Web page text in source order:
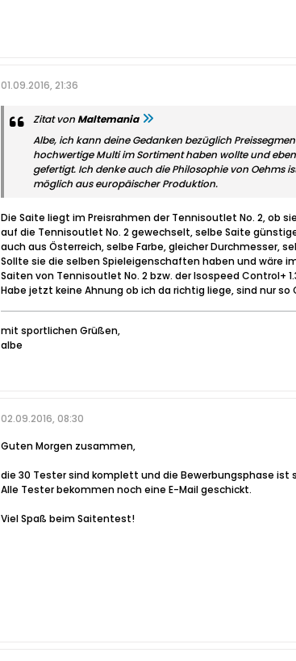
01.09.2016, 21:36
Zitat vonMaltemania
Albe, ich kann deine Gedanken bezüglich
hochwertige Multi im Sortiment haben wollte und
gefertigt. Ich denke auch die Philosophie von Oehms
möglich aus europäischer Produktion.
Die Saite liegt im Preisrahmen der Tennisoutlet No. 2, ob
auf die Tennisoutlet No. 2 gewechselt, selbe Saite
auch aus Österreich, selbe Farbe, gleicher Durchmesser,
Sollte sie die selben Spieleigenschaften haben und wäre
Saiten von Tennisoutlet No. 2 bzw. der Isospeed Control+
Habe jetzt keine Ahnung ob ich da richtig liege, sind nur so
mit sportlichen Grüßen,
albe
02.09.2016, 08:30
Guten Morgen zusammen,
die 30 Tester sind komplett und die Bewerbungsphase ist
Alle Tester bekommen noch eine E-Mail geschickt.
Viel Spaß beim Saitentest!